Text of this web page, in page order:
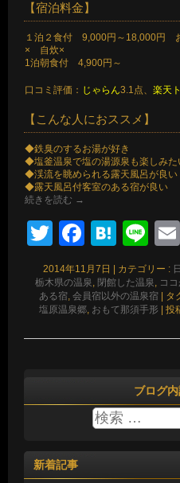
【宿泊料金】
１泊２食付 9,000円～18,000円
× 自炊×
1泊朝食付 4,900円～
口コミ評価： じゃらん3.1点、楽天
【こんな人におススメ】
◆鉄臭のするお湯が好き
◆塩釜温泉で塩の湯源泉も楽しみた
◆渓流を眺められる露天風呂が良い
◆露天風呂付客室のある宿が良い
続きを読む →
Twitter
2014年11月7日 カテゴリー :
栃木県の温泉, 閉館した温泉, コ
ある宿, 会員宿以外の温泉宿 タ
塩原温泉郷, おもて那須手形 投
ブログ
新着記事